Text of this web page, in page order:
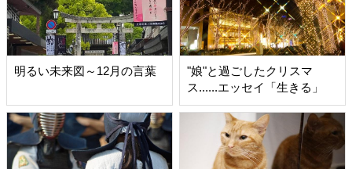
明るい未来図～12月の言葉
"娘"と過ごしたクリスマ
ス......エッセイ「生きる」